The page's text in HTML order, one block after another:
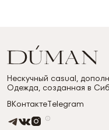
Нескучный casual,
Одежда, созданная в
ВКонтактеTelegram